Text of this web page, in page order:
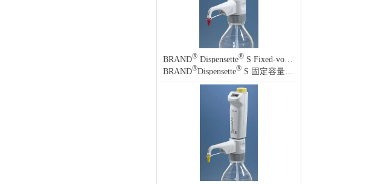
BRAND® Dispensette® S Fixed-volume bottle-top dispenser
BRAND®Dispensette® S 固定容量瓶口分液器